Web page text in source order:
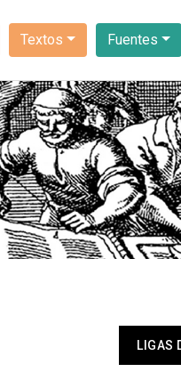
Textos Fuentes
LIGAS